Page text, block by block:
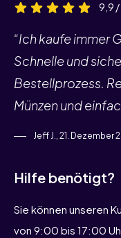
9,9 /
“Ich kaufe immer
Schnelle und
Bestellprozess.
Münzen und
Jeff J., 21. Dezember
Hilfe benötigt?
Sie können unseren
von 9:00 bis 17:00